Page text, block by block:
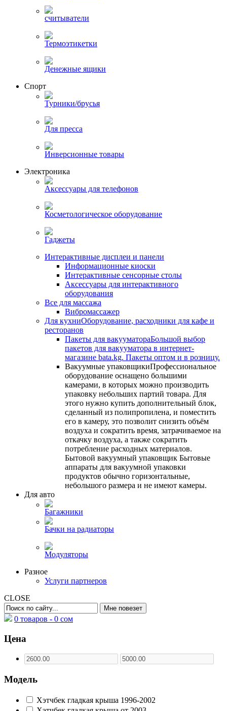
считыватели
Термоэтикетки
Денежные ящики
Спорт
Турники/брусья
Для пресса
Инверсионные товары
Электроника
Аксессуары для телефонов
Косметологическое оборудование
Гаджеты
Интерактивные дисплеи и панели
Информационные киоски
Интерактивные сенсорные столы
Аксессуары для интерактивного
оборудования
Все для массажа
Вибромассажер
Для кухниОборудование, расходники для кафе и
ресторанов
Пакеты для вакууматораБольшой выбор
пакетов для вакууматора в интернет-
магазине bata.kg. Пакеты оптом и в розницу.
Вакуумные упаковщикиПрофессиональное
оборудование оснащено большими
камерами, в которых можно производить
упаковку небольших партий товара. Для
этого нужно купить дополнительный блок,
сделанный из полипропилена, и поместить
его в камеру, это позволит снизить объём
воздуха и сократить время, затрачиваемое на
откачку воздуха, а также сократить
потребление расходных материалов.
Бытовой вакуумный упаковщик Бытовые
аппараты для вакуумной упаковки
продуктов обычно горизонтальные,
небольшого размера и не имеют камеры.
Для авто
Багажники
Бачки на радиаторы
Модуляторы
Разное
Услуги партнеров
CLOSE
0 товаров - 0 сом
Цена
Модель
Хэтчбек гладкая крыша 1996-2002